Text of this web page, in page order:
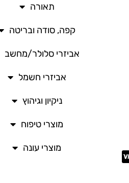
תאורה
קפה, סודה ובריטה
אביזרי סלולר/מחשב
אביזרי חשמל
ניקיון וגיהוץ
מוצרי טיפוח
מוצרי עונה